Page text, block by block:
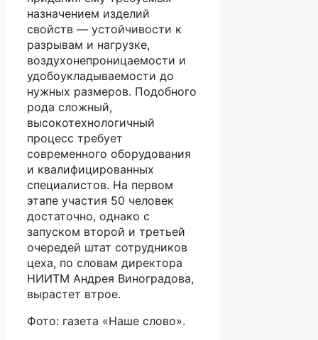
назначением изделий
свойств — устойчивости к
разрывам и нагрузке,
воздухонепроницаемости и
удобоукладываемости до
нужных размеров. Подобного
рода сложный,
высокотехнологичный
процесс требует
современного оборудования
и квалифицированных
специалистов. На первом
этапе участия 50 человек
достаточно, однако с
запуском второй и третьей
очередей штат сотрудников
цеха, по словам директора
НИИТМ Андрея Виноградова,
вырастет втрое.
Фото: газета «Наше слово».